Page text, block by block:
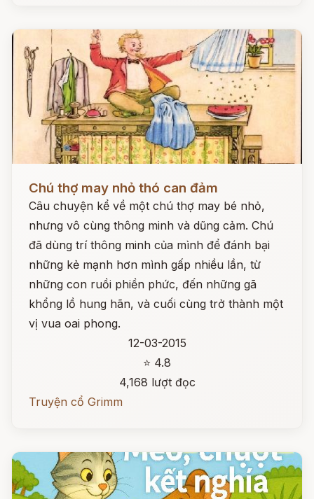
Chú thợ may nhỏ thó can đảm
Câu chuyện kể về một chú thợ may bé nhỏ,
nhưng vô cùng thông minh và dũng cảm. Chú
đã dùng trí thông minh của mình để đánh bại
những kẻ mạnh hơn mình gấp nhiều lần, từ
những con ruồi phiền phức, đến những gã
khổng lồ hung hãn, và cuối cùng trở thành một
vị vua oai phong.
12-03-2015
⭐ 4.8
4,168 lượt đọc
Truyện cổ Grimm